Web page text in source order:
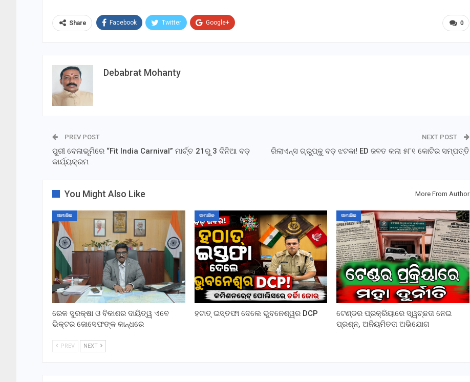
0
Share Facebook Twitter Google+
Debabrat Mohanty
PREV POST
ପୁରୀ ବେଳାଭୂମିରେ “Fit India Carnival” ମାର୍ଚ୍ଚ 21ରୁ 3 ଦିନିଆ ବଡ଼
କାର୍ଯ୍ୟକ୍ରମ
NEXT POST
ରିଲାଏନ୍ସ ଗ୍ରୁପ୍‌କୁ ବଡ଼ ଝଟକା! ED ଜବତ କଲା ୫୮୧ କୋଟିର ସମ୍ପତ୍ତି
You Might Also Like More From Author
ସାମାଜିକ
ରେଳ ସୁରକ୍ଷା ଓ ବିକାଶର ଦାୟିତ୍ୱ ଏବେ
ଭିକ୍ଟର ଜୋସେଫଙ୍କ କାନ୍ଧରେ
ସାମାଜିକ
ହଟାତ୍ ଇସ୍ତଫା ଦେଲେ ଭୁବନେଶ୍ୱର DCP
ସାମାଜିକ
ଟେଣ୍ଡର ପ୍ରକ୍ରିୟାରେ ସ୍ୱଚ୍ଛତା ନେଇ
ପ୍ରଶ୍ନ, ଅନିୟମିତତା ଅଭିଯୋଗ
PREV NEXT